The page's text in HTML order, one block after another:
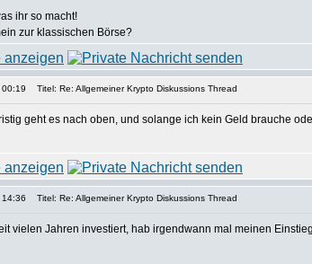
ihr so macht!
zur klassischen Börse?
Titel: Re: Allgemeiner Krypto Diskussions Thread
geht es nach oben, und solange ich kein Geld brauche
Titel: Re: Allgemeiner Krypto Diskussions Thread
vielen Jahren investiert, hab irgendwann mal meinen